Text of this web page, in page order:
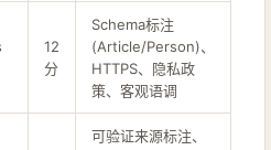
12
分
Schema标注
(Article/Person)、
HTTPS、隐私政
策、客观语调
可验证来源标注、